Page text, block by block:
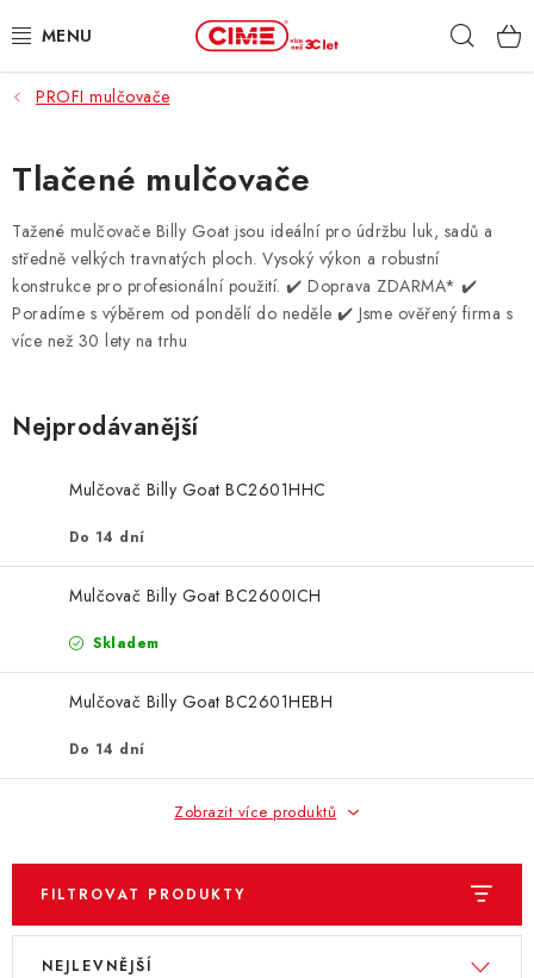
na
ZAHRADA, LES
DÍLNA, STAVBA
MILWAUKEE
ELEKTROMOBILITA
PROFI STROJE
PRODEJNY
ZNAČKY
KONTAKTY
OCHRANA OSOBNÍCH ÚDAJŮ
JAK NAKUPOVAT
ODSTOUPENÍ OD SMLOUVY
DOPRAVA A PLATBA
EXPEDICE ZBOŽÍ
REKLAMACE ZAKOUPENÉHO ZBOŽÍ
PROFI mulčovače
Tlačené mulčovače
Tažené mulčovače Billy Goat jsou ideální pro údržbu luk, sadů a
středně velkých travnatých ploch. Vysoký výkon a robustní
konstrukce pro profesionální použití. ✔️ Doprava ZDARMA* ✔️
Poradíme s výběrem od pondělí do neděle ✔️ Jsme ověřený firma s
více než 30 lety na trhu
Nejprodávanější
Mulčovač Billy Goat BC2601HHC
Do 14 dní
Mulčovač Billy Goat BC2600ICH
Skladem
Mulčovač Billy Goat BC2601HEBH
Do 14 dní
Zobrazit více produktů
FILTROVAT PRODUKTY
V
Ř
NEJLEVNĚJŠÍ